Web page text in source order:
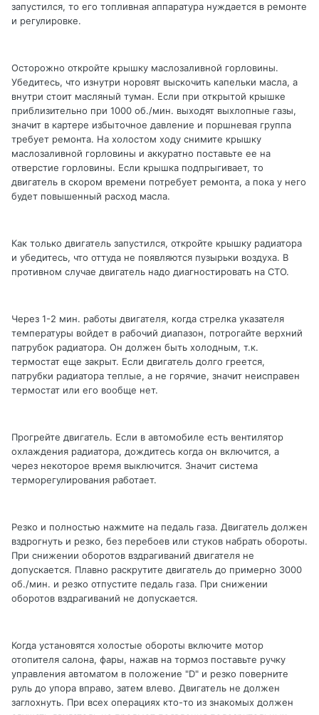
запустился, то его топливная аппаратура нуждается в ремонте
и регулировке.
Осторожно откройте крышку маслозаливной горловины.
Убедитесь, что изнутри норовят выскочить капельки масла, а
внутри стоит масляный туман. Если при открытой крышке
приблизительно при 1000 об./мин. выходят выхлопные газы,
значит в картере избыточное давление и поршневая группа
требует ремонта. На холостом ходу снимите крышку
маслозаливной горловины и аккуратно поставьте ее на
отверстие горловины. Если крышка подпрыгивает, то
двигатель в скором времени потребует ремонта, а пока у него
будет повышенный расход масла.
Как только двигатель запустился, откройте крышку радиатора
и убедитесь, что оттуда не появляются пузырьки воздуха. В
противном случае двигатель надо диагностировать на СТО.
Через 1-2 мин. работы двигателя, когда стрелка указателя
температуры войдет в рабочий диапазон, потрогайте верхний
патрубок радиатора. Он должен быть холодным, т.к.
термостат еще закрыт. Если двигатель долго греется,
патрубки радиатора теплые, а не горячие, значит неисправен
термостат или его вообще нет.
Прогрейте двигатель. Если в автомобиле есть вентилятор
охлаждения радиатора, дождитесь когда он включится, а
через некоторое время выключится. Значит система
терморегулирования работает.
Резко и полностью нажмите на педаль газа. Двигатель должен
вздрогнуть и резко, без перебоев или стуков набрать обороты.
При снижении оборотов вздрагиваний двигателя не
допускается. Плавно раскрутите двигатель до примерно 3000
об./мин. и резко отпустите педаль газа. При снижении
оборотов вздрагиваний не допускается.
Когда установятся холостые обороты включите мотор
отопителя салона, фары, нажав на тормоз поставьте ручку
управления автоматом в положение "D" и резко поверните
руль до упора вправо, затем влево. Двигатель не должен
заглохнуть. При всех операциях кто-то из знакомых должен